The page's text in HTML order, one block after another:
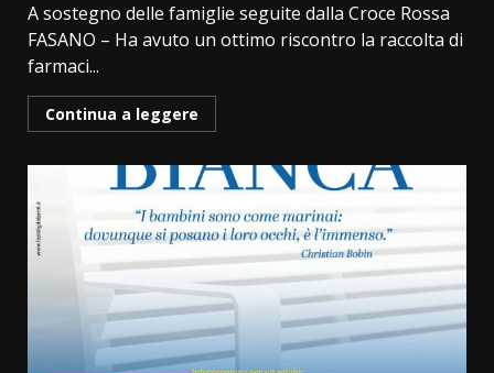
A sostegno delle famiglie seguite dalla Croce Rossa
FASANO – Ha avuto un ottimo riscontro la raccolta di
farmaci...
Continua a leggere